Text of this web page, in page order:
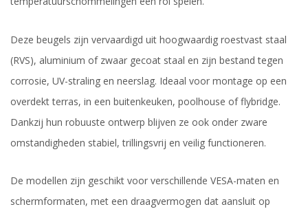
Deze beugels zijn vervaardigd uit hoogwaardig roestvast staal
(RVS), aluminium of zwaar gecoat staal en zijn bestand tegen
corrosie, UV-straling en neerslag. Ideaal voor montage op een
overdekt terras, in een buitenkeuken, poolhouse of flybridge.
Dankzij hun robuuste ontwerp blijven ze ook onder zware
omstandigheden stabiel, trillingsvrij en veilig functioneren.
De modellen zijn geschikt voor verschillende VESA-maten en
schermformaten, met een draagvermogen dat aansluit op